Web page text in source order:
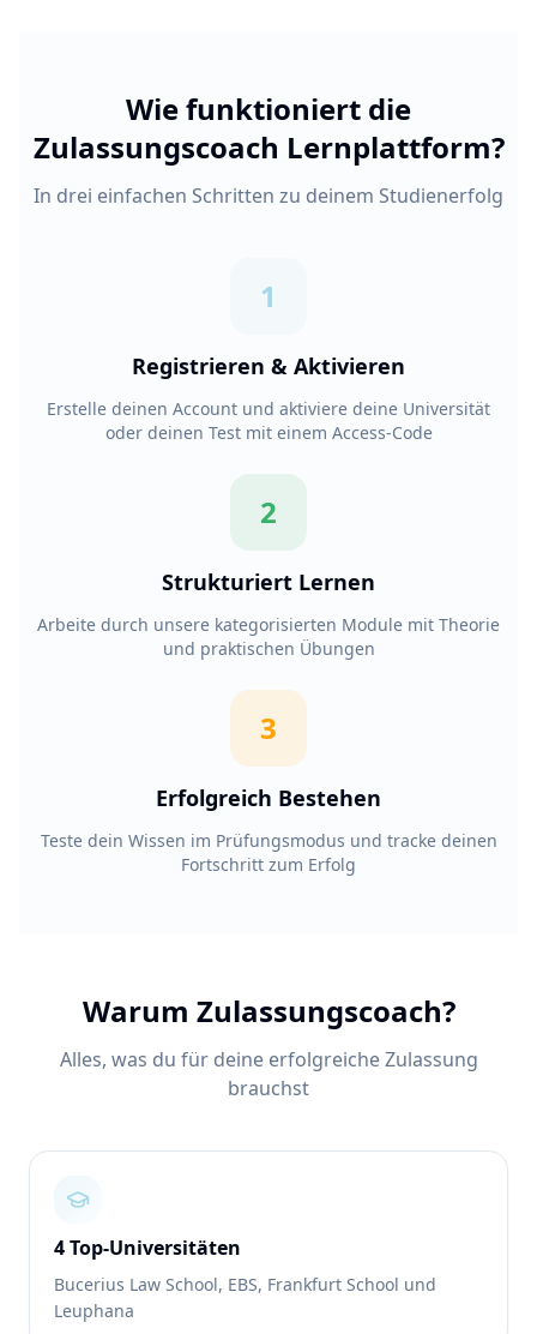
Wie funktioniert die
Zulassungscoach Lernplattform?
In drei einfachen Schritten zu deinem Studienerfolg
1
Registrieren & Aktivieren
Erstelle deinen Account und aktiviere deine Universität
oder deinen Test mit einem Access-Code
2
Strukturiert Lernen
Arbeite durch unsere kategorisierten Module mit Theorie
und praktischen Übungen
3
Erfolgreich Bestehen
Teste dein Wissen im Prüfungsmodus und tracke deinen
Fortschritt zum Erfolg
Warum Zulassungscoach?
Alles, was du für deine erfolgreiche Zulassung
brauchst
4 Top-Universitäten
Bucerius Law School, EBS, Frankfurt School und
Leuphana